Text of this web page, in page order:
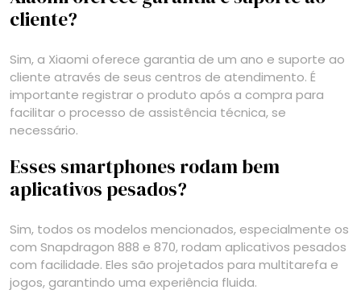
cliente?
Sim, a Xiaomi oferece garantia de um ano e suporte ao
cliente através de seus centros de atendimento. É
importante registrar o produto após a compra para
facilitar o processo de assistência técnica, se
necessário.
Esses smartphones rodam bem
aplicativos pesados?
Sim, todos os modelos mencionados, especialmente os
com Snapdragon 888 e 870, rodam aplicativos pesados
com facilidade. Eles são projetados para multitarefa e
jogos, garantindo uma experiência fluida.